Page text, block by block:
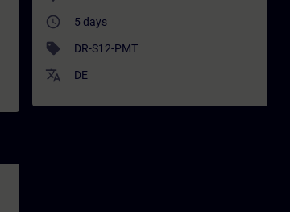
access_time 5 days
sell DR-S12-PMT
translate DE